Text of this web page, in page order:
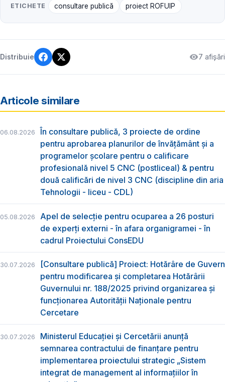
ETICHETE consultare publică proiect ROFUIP
Distribuie 7 afișări
Articole similare
06.08.2026
În consultare publică, 3 proiecte de ordine
pentru aprobarea planurilor de învățământ și a
programelor școlare pentru o calificare
profesională nivel 5 CNC (postliceal) & pentru
două calificări de nivel 3 CNC (discipline din aria
Tehnologii - liceu - CDL)
05.08.2026
Apel de selecție pentru ocuparea a 26 posturi
de experți externi - în afara organigramei - în
cadrul Proiectului ConsEDU
30.07.2026
[Consultare publică] Proiect: Hotărâre de Guvern
pentru modificarea și completarea Hotărârii
Guvernului nr. 188/2025 privind organizarea şi
funcţionarea Autorităţii Naţionale pentru
Cercetare
30.07.2026
Ministerul Educației și Cercetării anunță
semnarea contractului de finanțare pentru
implementarea proiectului strategic „Sistem
integrat de management al informațiilor în